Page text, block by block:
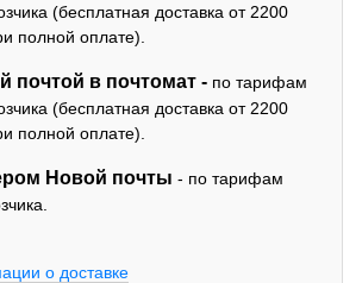
(бесплатная доставка от 2200
полной оплате).
почтой в почтомат - по тарифам
(бесплатная доставка от 2200
полной оплате).
Новой почты - по тарифам
о доставке